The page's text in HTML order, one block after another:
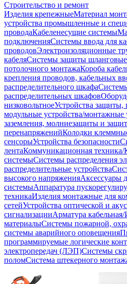
Строительство и ремонт
Изделия крепежныеМатериал
устройства промышленные и
проводаКабеленесущие системы
подключенияСистемы ввода для
проводовЭлектроизоляционные
кабеляСистемы защиты шланговые
потолочного монтажаКороба
крепления проводов, кабельных
распределительного шкафа
распределительных шкафов
низковольтноеУстройства защиты,
модульные устройства/монтажные
заземления, молниезащиты и
перенапряженийКолодки
сенсорыУстройства безопасности
лентаКоммуникационная
системыСистемы распределения
распределительные устройства
высокого напряженияАксессуары
системыАппаратура
техникаИзделия монтажные для
сетейУстройства оптической и
сигнализацииАрматура
материалыСистемы пожарной,
системы аварийного оповещения
программируемые логические
электропередач (ЛЭП)Системы
поломСистема штекерного